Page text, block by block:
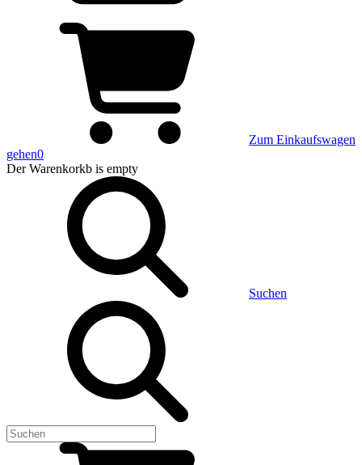
Zum Einkaufswagen
gehen0
Der Warenkorkb is empty
Suchen